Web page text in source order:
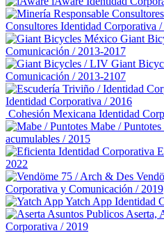
Consultores Identidad Corporativa
Giant
Comunicación / 2013-2017
Giant
Comunicación / 2013-2107
Identidad Corporativa / 2016
Cohesión Mexicana Identidad
Mabe / Puntotes
acumulables / 2015
2022
Corporativa y Comunicación / 2019
Yatch App Identidad
Aserta,
Corporativa / 2019